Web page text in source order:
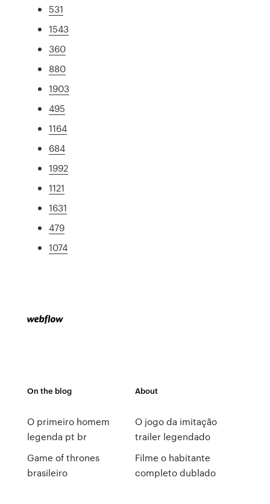
531
1543
360
880
1903
495
1164
684
1992
1121
1631
479
1074
On the blog
O primeiro homem
legenda pt br
Game of thrones
brasileiro
About
O jogo da imitação
trailer legendado
Filme o habitante
completo dublado